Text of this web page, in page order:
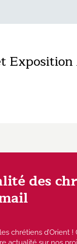
des
chrétiens d’Orient